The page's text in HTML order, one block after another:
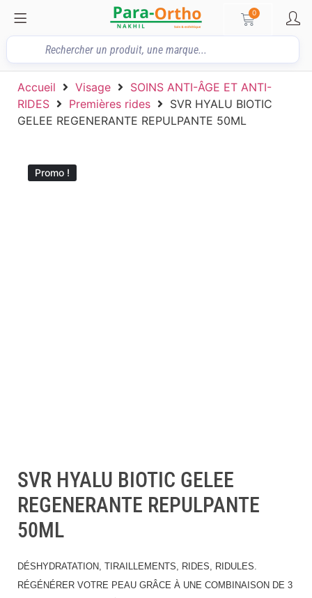
0
Accueil Visage
SOINS ANTI-ÂGE ET ANTI-
RIDES
Premières rides
SVR HYALU BIOTIC
GELEE REGENERANTE REPULPANTE 50ML
Promo !
SVR HYALU BIOTIC GELEE
REGENERANTE REPULPANTE
50ML
DÉSHYDRATATION, TIRAILLEMENTS, RIDES, RIDULES.
RÉGÉNÉRER VOTRE PEAU GRÂCE À UNE COMBINAISON DE 3